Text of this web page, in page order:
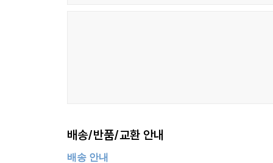
배송/반품/교환 안내
배송 안내